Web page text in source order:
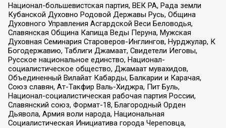
Национал-большевистская партия, ВЕК РА, Рада земли
Кубанской Духовно Родовой Державы Русь, Община
Духовного Управления Асгардской Веси Беловодья,
Славянская Община Капища Веды Перуна, Мужская
Духовная Семинария Староверов-Инглингов, Нурджулар, К
Богодержавию, Таблиги Джамаат, Свидетели Иеговы,
Русское национальное единство, Национал-
социалистическое общество, Джамаат мувахидов,
Объединенный Вилайат Кабарды, Балкарии и Карачая,
Союз славян, Ат-Такфир Валь-Хиджра, Пит Буль,
Национал-социалистическая рабочая партия России,
Славянский союз, Формат-18, Благородный Орден
Дьявола, Армия воли народа, Национальная
Социалистическая Инициатива города Череповца,